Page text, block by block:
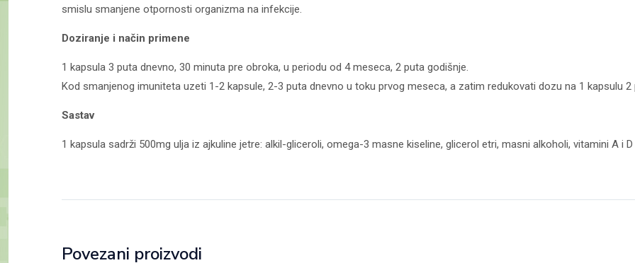
smislu smanjene otpornosti organizma na infekcije.
Doziranje i način primene
1 kapsula 3 puta dnevno, 30 minuta pre obroka, u periodu od 4 meseca, 2 puta godišnje.
Kod smanjenog imuniteta uzeti 1-2 kapsule, 2-3 puta dnevno u toku prvog meseca, a zatim redukovati dozu na 1 kapsulu
Sastav
1 kapsula sadrži 500mg ulja iz ajkuline jetre: alkil-gliceroli, omega-3 masne kiseline, glicerol etri, masni alkoholi, vitamini A i D
Povezani proizvodi